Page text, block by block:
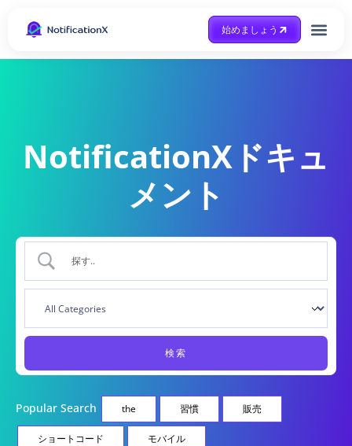
始めましょう
NotificationXドキュ
メント
Popular Search the 習慣 販売
ショートコード モバイル